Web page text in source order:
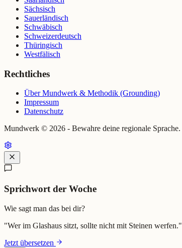
Sächsisch
Sauerländisch
Schwäbisch
Schweizerdeutsch
Thüringisch
Westfälisch
Rechtliches
Über Mundwerk & Methodik (Grounding)
Impressum
Datenschutz
Mundwerk © 2026 - Bewahre deine regionale Sprache.
Sprichwort der Woche
Wie sagt man das bei dir?
"Wer im Glashaus sitzt, sollte nicht mit Steinen werfen."
Jetzt übersetzen